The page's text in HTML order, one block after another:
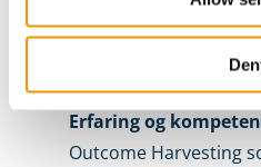
omfang. Den kan
timer til flere
Erfaring og
Outcome Harvesting